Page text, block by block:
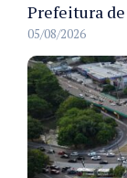
05/08/2026